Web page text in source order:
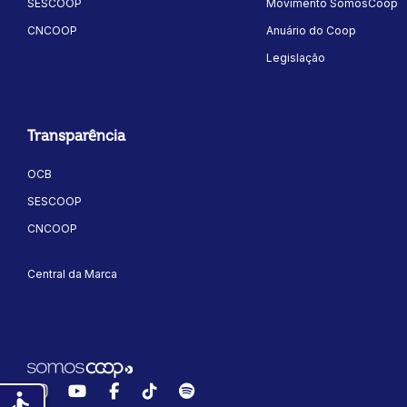
SESCOOP
CNCOOP
Movimento SomosCoop
Anuário do Coop
Legislação
Transparência
OCB
SESCOOP
CNCOOP
Central da Marca
InstagramYouTubeFacebook
TikTokSpotify